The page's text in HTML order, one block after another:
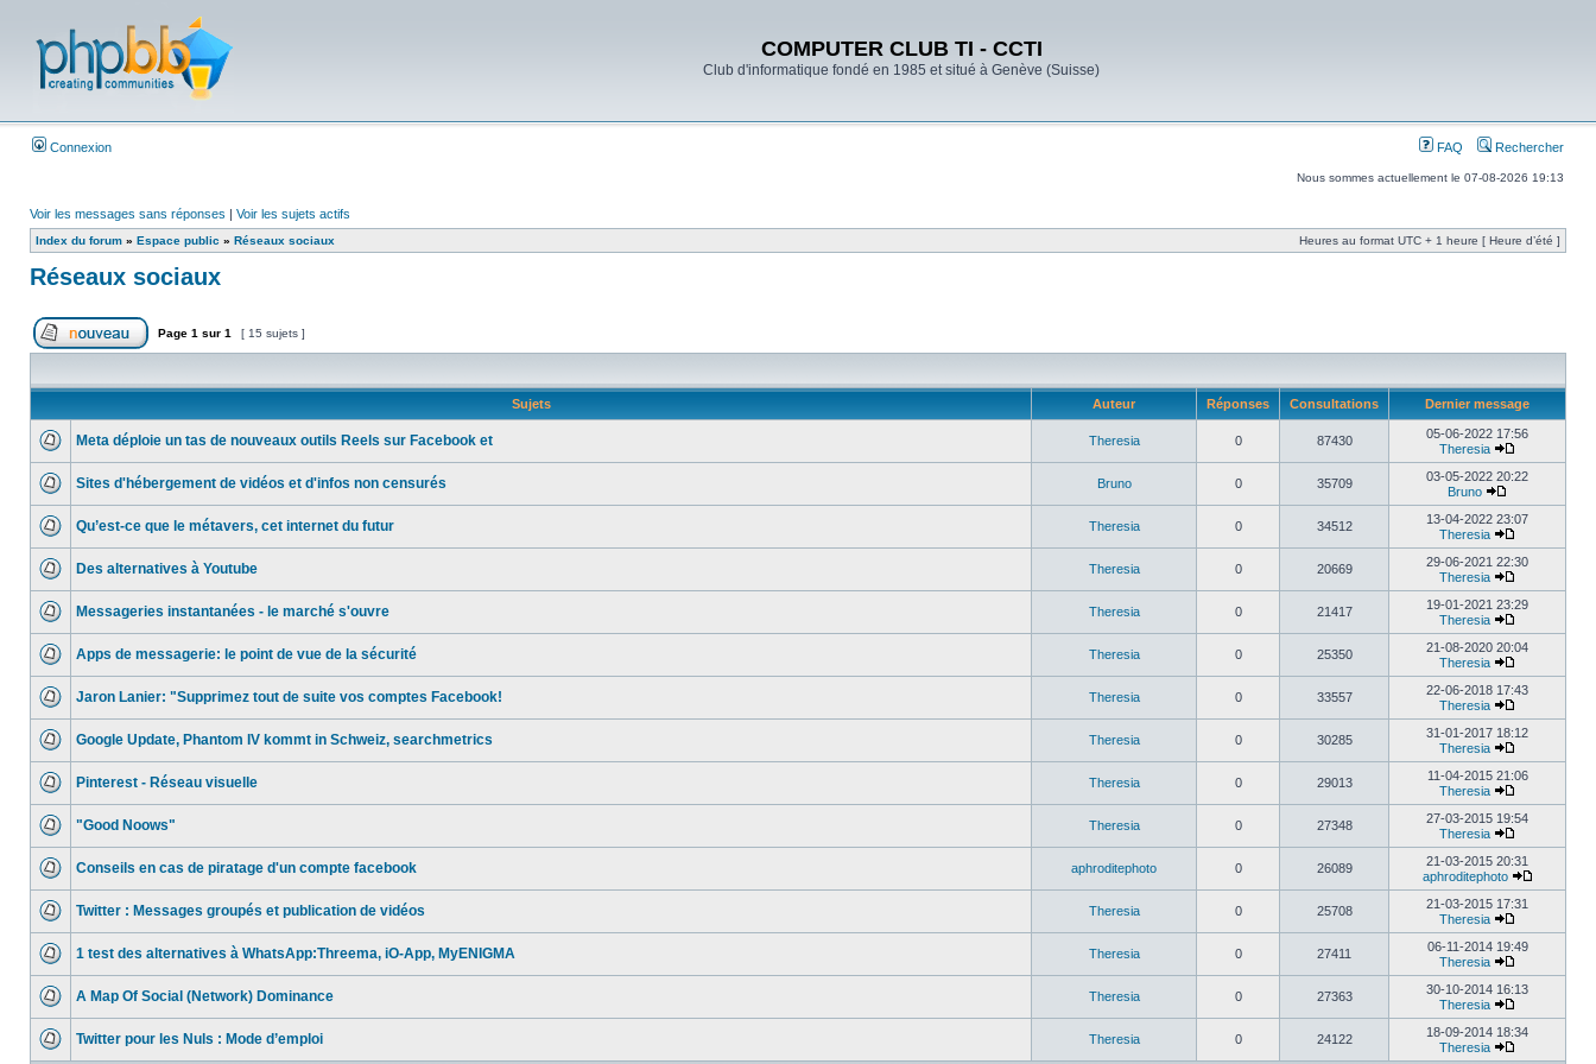
COMPUTER CLUB TI - CCTI
Club d'informatique fondé en 1985 et situé à Genève (Suisse)
Connexion FAQ Rechercher
Nous sommes actuellement le 07-08-2026 19:13
Voir les messages sans réponses | Voir les sujets actifs
Index du forum » Espace public » Réseaux sociaux Heures au format UTC + 1 heure [ Heure d’été ]
Réseaux sociaux
Page 1 sur 1 [ 15 sujets ]
Sujets Auteur Réponses Consultations Dernier message
Meta déploie un tas de nouveaux outils Reels sur Facebook et Theresia 0 87430
05-06-2022 17:56
Theresia
Sites d'hébergement de vidéos et d'infos non censurés Bruno 0 35709
03-05-2022 20:22
Bruno
Qu’est-ce que le métavers, cet internet du futur Theresia 0 34512
13-04-2022 23:07
Theresia
Des alternatives à Youtube Theresia 0 20669
29-06-2021 22:30
Theresia
Messageries instantanées - le marché s'ouvre Theresia 0 21417
19-01-2021 23:29
Theresia
Apps de messagerie: le point de vue de la sécurité Theresia 0 25350
21-08-2020 20:04
Theresia
Jaron Lanier: "Supprimez tout de suite vos comptes Facebook! Theresia 0 33557
22-06-2018 17:43
Theresia
Google Update, Phantom IV kommt in Schweiz, searchmetrics Theresia 0 30285
31-01-2017 18:12
Theresia
Pinterest - Réseau visuelle Theresia 0 29013
11-04-2015 21:06
Theresia
"Good Noows" Theresia 0 27348
27-03-2015 19:54
Theresia
Conseils en cas de piratage d'un compte facebook aphroditephoto 0 26089
21-03-2015 20:31
aphroditephoto
Twitter : Messages groupés et publication de vidéos Theresia 0 25708
21-03-2015 17:31
Theresia
1 test des alternatives à WhatsApp:Threema, iO-App, MyENIGMA Theresia 0 27411
06-11-2014 19:49
Theresia
A Map Of Social (Network) Dominance Theresia 0 27363
30-10-2014 16:13
Theresia
Twitter pour les Nuls : Mode d’emploi Theresia 0 24122
18-09-2014 18:34
Theresia